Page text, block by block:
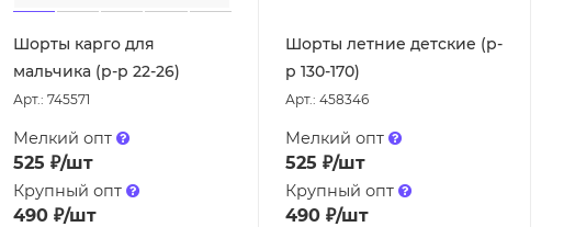
Шорты карго для
мальчика (р-р 22-26)
Арт.: 745571
Мелкий опт
525 ₽/шт
Крупный опт
490₽/шт
Шорты летние детские (р-
р 130-170)
Арт.: 458346
Мелкий опт
525 ₽/шт
Крупный опт
490₽/шт